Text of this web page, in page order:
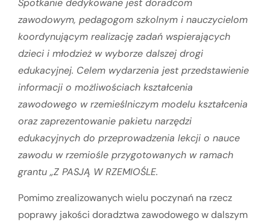
Spotkanie dedykowane jest doradcom
zawodowym, pedagogom szkolnym i nauczycielom
koordynującym realizację zadań wspierających
dzieci i młodzież w wyborze dalszej drogi
edukacyjnej. Celem wydarzenia jest przedstawienie
informacji o możliwościach kształcenia
zawodowego w rzemieślniczym modelu kształcenia
oraz zaprezentowanie pakietu narzędzi
edukacyjnych do przeprowadzenia lekcji o nauce
zawodu w rzemiośle przygotowanych w ramach
grantu „Z PASJĄ W RZEMIOŚLE.
Pomimo zrealizowanych wielu poczynań na rzecz
poprawy jakości doradztwa zawodowego w dalszym